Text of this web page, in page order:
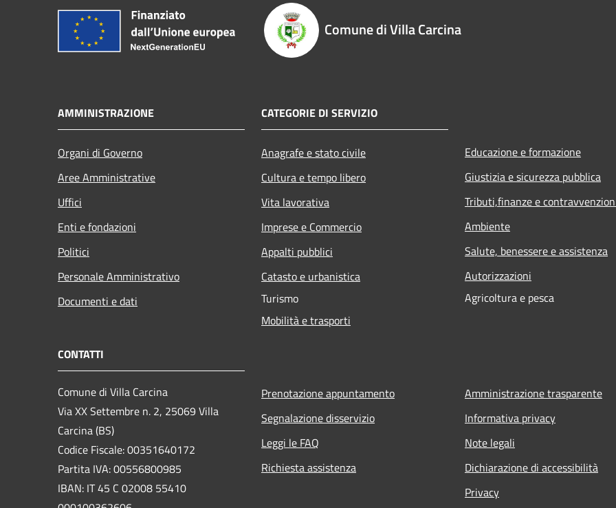
Comune di Villa Carcina
AMMINISTRAZIONE
Organi di Governo
Aree Amministrative
Uffici
Enti e fondazioni
Politici
Personale Amministrativo
Documenti e dati
CATEGORIE DI SERVIZIO
Anagrafe e stato civile
Cultura e tempo libero
Vita lavorativa
Imprese e Commercio
Appalti pubblici
Catasto e urbanistica
Turismo
Mobilità e trasporti
Educazione e formazione
Giustizia e sicurezza pubblica
Tributi,finanze e
Ambiente
Salute, benessere e assistenza
Autorizzazioni
Agricoltura e pesca
CONTATTI
Comune di Villa Carcina
Via XX Settembre n. 2, 25069 Villa
Carcina (BS)
Codice Fiscale: 00351640172
Partita IVA: 00556800985
IBAN: IT 45 C 02008 55410
Prenotazione appuntamento
Segnalazione disservizio
Leggi le FAQ
Richiesta assistenza
Amministrazione trasparente
Informativa privacy
Note legali
Dichiarazione di accessibilità
Privacy